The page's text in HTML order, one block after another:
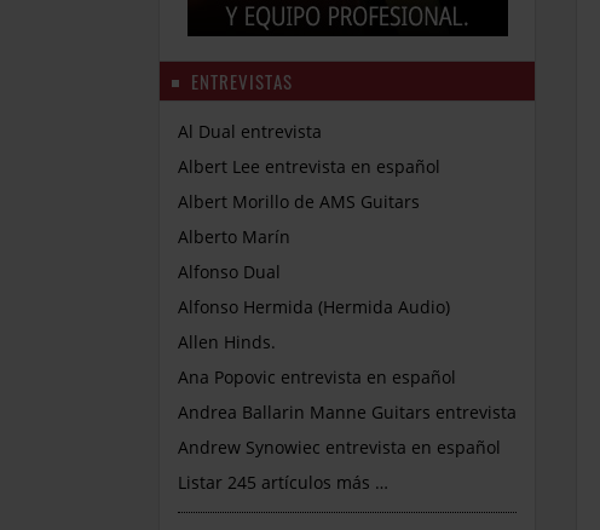
ENTREVISTAS
Al Dual entrevista
Albert Lee entrevista en español
Albert Morillo de AMS Guitars
Alberto Marín
Alfonso Dual
Alfonso Hermida (Hermida Audio)
Allen Hinds.
Ana Popovic entrevista en español
Andrea Ballarin Manne Guitars entrevista
Andrew Synowiec entrevista en español
Listar 245 artículos más …